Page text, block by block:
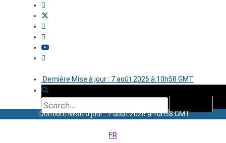
Dernière Mise à jour : 7 août 2026 à 10h58 GMT
Dernière Mise à jour : 7 août 2026 à 10h58 GMT
FR